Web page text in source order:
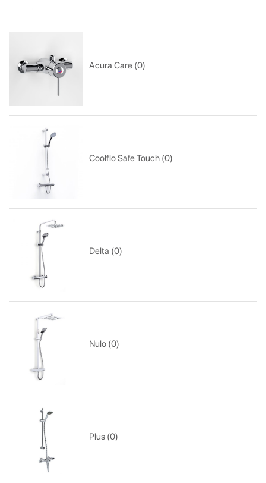
Acura Care (0)
Coolflo Safe Touch (0)
Delta (0)
Nulo (0)
Plus (0)